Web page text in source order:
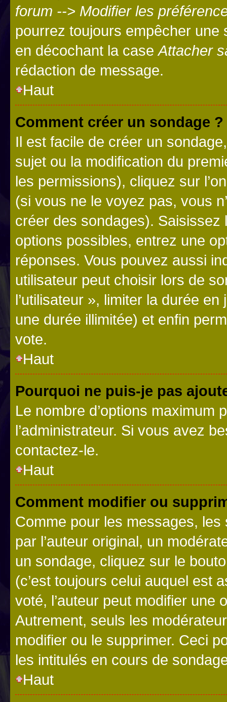
forum --> Modifier les
pourrez toujours empêcher une
en décochant la case Attacher
rédaction de message.
Haut
Comment créer un sondage ?
Il est facile de créer un
sujet ou la modification du
les permissions), cliquez sur
(si vous ne le voyez pas, vous
créer des sondages).
options possibles, entrez une
réponses. Vous pouvez aussi
utilisateur peut choisir lors de
l’utilisateur », limiter la durée
une durée illimitée) et enfin
vote.
Haut
Pourquoi ne puis-je pas
Le nombre d’options maximum
l’administrateur. Si vous avez
contactez-le.
Haut
Comment modifier ou
Comme pour les messages,
par l’auteur original, un
un sondage, cliquez sur le
(c’est toujours celui auquel est
voté, l’auteur peut modifier une
Autrement, seuls les
modifier ou le supprimer. Ceci
les intitulés en cours de
Haut